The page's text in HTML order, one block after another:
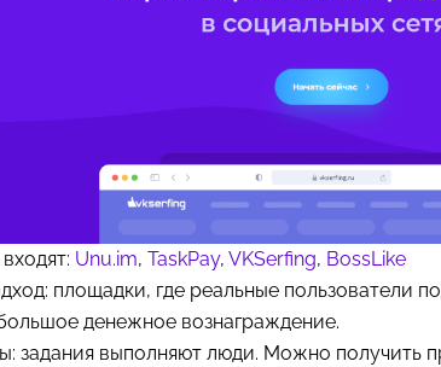
Unu.im, TaskPay, VKSerfing, BossLike
площадки, где реальные пользователи
денежное вознаграждение.
задания выполняют люди. Можно получить